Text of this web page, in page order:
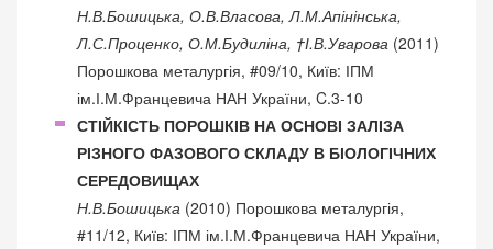
Н.В.Бошицька, О.В.Власова, Л.М.Апінінська,
Л.С.Проценко, О.М.Будиліна, †І.В.Уварова (2011)
Порошкова металургія, #09/10, Київ: ІПМ
ім.І.М.Францевича НАН України, C.3-10
СТІЙКІСТЬ ПОРОШКІВ НА ОСНОВІ ЗАЛІЗА
РІЗНОГО ФАЗОВОГО СКЛАДУ В БІОЛОГІЧНИХ
СЕРЕДОВИЩАХ
Н.В.Бошицька (2010) Порошкова металургія,
#11/12, Київ: ІПМ ім.І.М.Францевича НАН України,